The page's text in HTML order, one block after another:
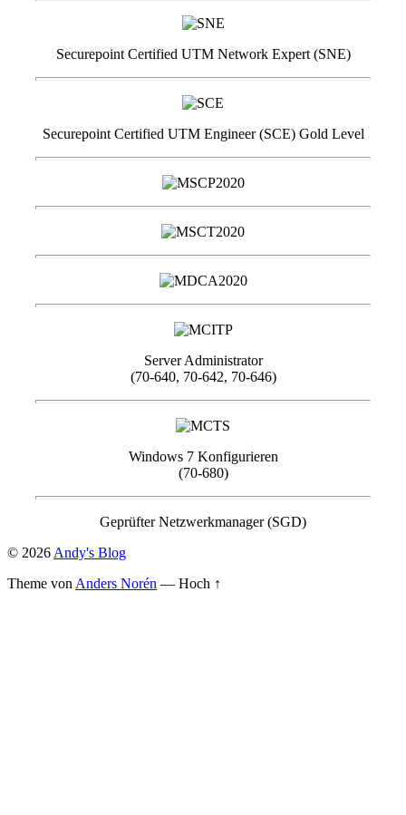
Securepoint Certified UTM Network Expert (SNE)
Securepoint Certified UTM Engineer (SCE) Gold Level
Server Administrator
(70-640, 70-642, 70-646)
Windows 7 Konfigurieren
(70-680)
Geprüfter Netzwerkmanager (SGD)
© 2026 Andy's Blog
Theme von Anders Norén — Hoch ↑